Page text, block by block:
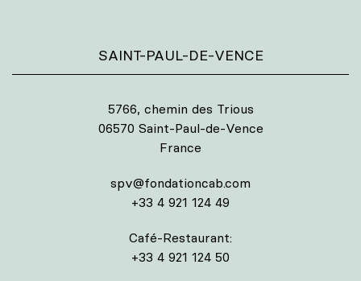
SAINT-PAUL-DE-VENCE
5766, chemin des Trious
06570 Saint-Paul-de-Vence
France
spv@fondationcab.com
+33 4 921 124 49
Café-Restaurant:
+33 4 921 124 50